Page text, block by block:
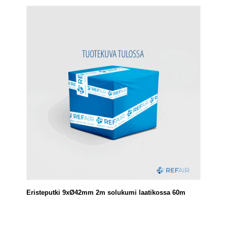
Eristeputki 9xØ42mm 2m solukumi laatikossa 60m